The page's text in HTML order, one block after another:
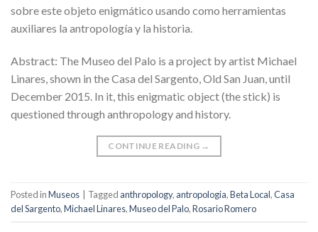
sobre este objeto enigmático usando como herramientas
auxiliares la antropología y la historia.
Abstract: The Museo del Palo is a project by artist Michael
Linares, shown in the Casa del Sargento, Old San Juan, until
December 2015. In it, this enigmatic object (the stick) is
questioned through anthropology and history.
CONTINUE READING →
Posted inMuseos Tagged anthropology, antropologia,Beta Local,Casa
del Sargento,Michael Linares,Museo del Palo,Rosario Romero